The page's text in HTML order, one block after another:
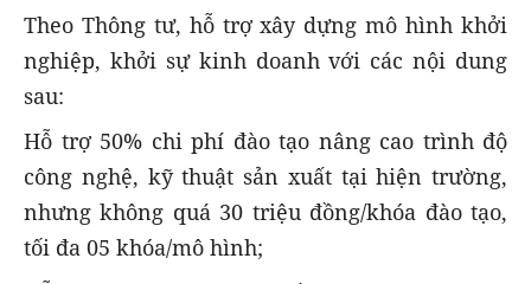
Theo Thông tư, hỗ trợ xây dựng mô hình khởi
nghiệp, khởi sự kinh doanh với các nội dung
sau:
Hỗ trợ 50% chi phí đào tạo nâng cao trình độ
công nghệ, kỹ thuật sản xuất tại hiện trường,
nhưng không quá 30 triệu đồng/khóa đào tạo,
tối đa 05 khóa/mô hình;